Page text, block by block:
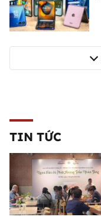
TIN TỨC